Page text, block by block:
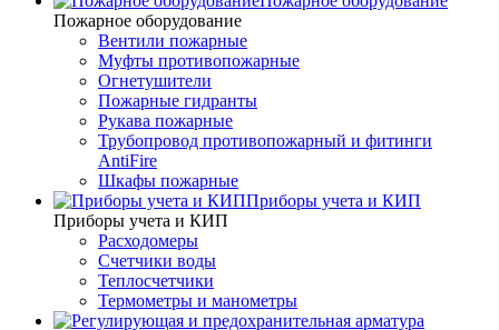
Пожарное оборудование
Вентили пожарные
Муфты противопожарные
Огнетушители
Пожарные гидранты
Рукава пожарные
Трубопровод противопожарный и фитинги
AntiFire
Шкафы пожарные
Приборы учета и КИП
Приборы учета и КИП
Расходомеры
Счетчики воды
Теплосчетчики
Термометры и манометры